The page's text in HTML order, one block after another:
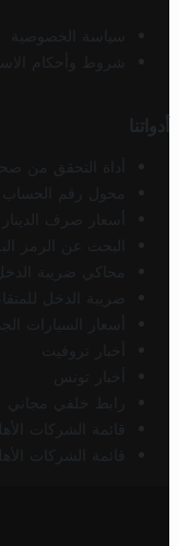
سياسة الخصوصية
شروط وأحكام
أدواتنا
أداة التحقق من
محول رقم الحساب
أسعار صرف
البحث عن الرمز
محاكي ضريبة
ضريبة الدخل
أسعار السيارات
أخبار تروفيت
أخبار تونس
رابط خلفي مجاني
قائمة الشركات
قائمة الشركات